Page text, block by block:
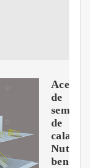
Aceite
de
semillas
de